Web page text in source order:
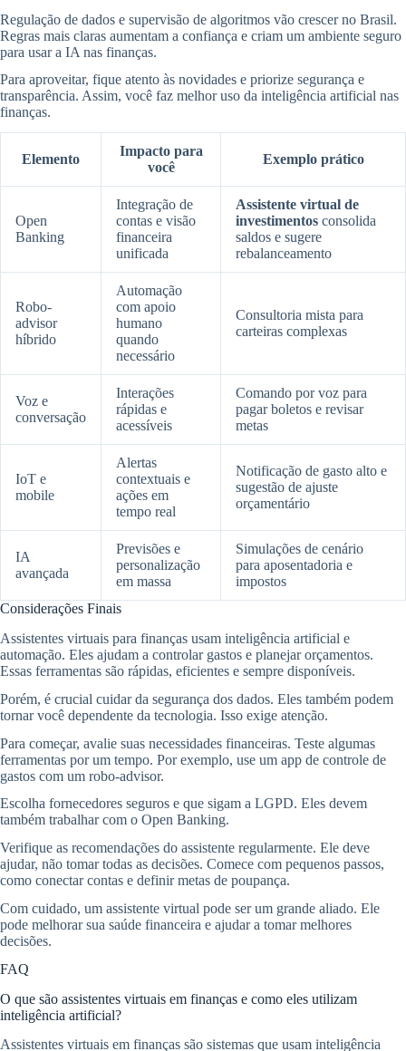
Regulação de dados e supervisão de algoritmos vão crescer no Brasil.
Regras mais claras aumentam a confiança e criam um ambiente seguro
para usar a IA nas finanças.
Para aproveitar, fique atento às novidades e priorize segurança e
transparência. Assim, você faz melhor uso da inteligência artificial nas
finanças.
Elemento
Impacto para
você
Exemplo prático
Open
Banking
Integração de
contas e visão
financeira
unificada
Assistente virtual de
investimentos consolida
saldos e sugere
rebalanceamento
Robo-
advisor
híbrido
Automação
com apoio
humano
quando
necessário
Consultoria mista para
carteiras complexas
Voz e
conversação
Interações
rápidas e
acessíveis
Comando por voz para
pagar boletos e revisar
metas
IoT e
mobile
Alertas
contextuais e
ações em
tempo real
Notificação de gasto alto e
sugestão de ajuste
orçamentário
IA
avançada
Previsões e
personalização
em massa
Simulações de cenário
para aposentadoria e
impostos
Considerações Finais
Assistentes virtuais para finanças usam inteligência artificial e
automação. Eles ajudam a controlar gastos e planejar orçamentos.
Essas ferramentas são rápidas, eficientes e sempre disponíveis.
Porém, é crucial cuidar da segurança dos dados. Eles também podem
tornar você dependente da tecnologia. Isso exige atenção.
Para começar, avalie suas necessidades financeiras. Teste algumas
ferramentas por um tempo. Por exemplo, use um app de controle de
gastos com um robo-advisor.
Escolha fornecedores seguros e que sigam a LGPD. Eles devem
também trabalhar com o Open Banking.
Verifique as recomendações do assistente regularmente. Ele deve
ajudar, não tomar todas as decisões. Comece com pequenos passos,
como conectar contas e definir metas de poupança.
Com cuidado, um assistente virtual pode ser um grande aliado. Ele
pode melhorar sua saúde financeira e ajudar a tomar melhores
decisões.
FAQ
O que são assistentes virtuais em finanças e como eles utilizam
inteligência artificial?
Assistentes virtuais em finanças são sistemas que usam inteligência